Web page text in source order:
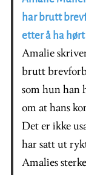
har brutt
etter å ha
Amalie
brutt
som hun han
om at hans
Det er ikke
har satt ut
Amalies